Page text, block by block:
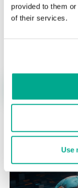
provided to them
of their services.
Use
ÚLTIMAS